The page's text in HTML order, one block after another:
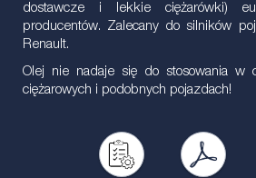
dostawcze i lekkie ciężarówki)
producentów. Zalecany do silników
Renault.
Olej nie nadaje się do stosowania w
ciężarowych i podobnych pojazdach!